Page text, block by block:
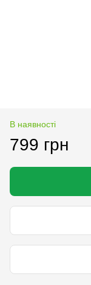
В наявності
799 грн